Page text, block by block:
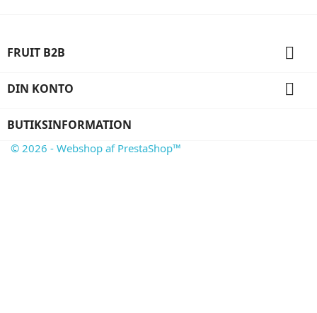
FRUIT B2B 
DIN KONTO 
BUTIKSINFORMATION
© 2026 - Webshop af PrestaShop™